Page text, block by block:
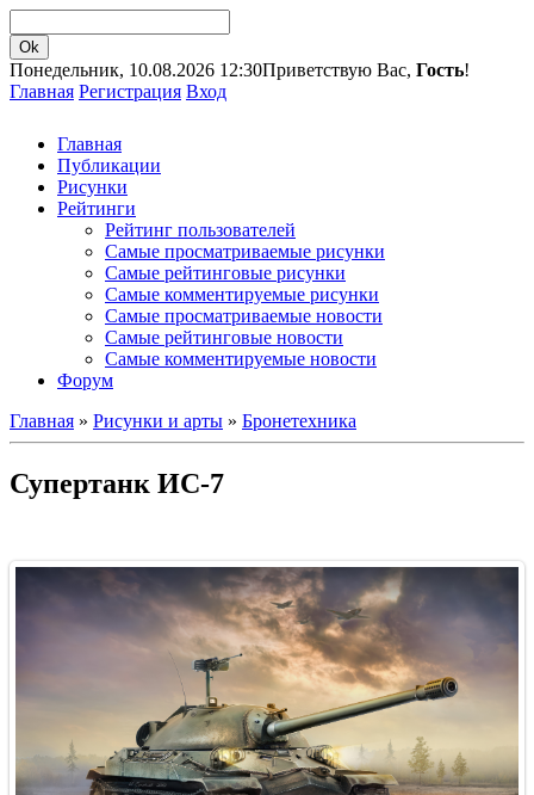
Понедельник, 10.08.2026 12:30Приветствую Вас, Гость!
Главная Регистрация Вход
Главная
Публикации
Рисунки
Рейтинги
Рейтинг пользователей
Самые просматриваемые рисунки
Самые рейтинговые рисунки
Самые комментируемые рисунки
Самые просматриваемые новости
Самые рейтинговые новости
Самые комментируемые новости
Форум
Главная » Рисунки и арты » Бронетехника
Супертанк ИС-7